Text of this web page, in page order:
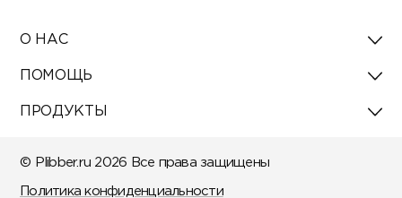
О НАС
ПОМОЩЬ
ПРОДУКТЫ
© Plibber.ru 2026 Все права защищены
Политика конфиденциальности